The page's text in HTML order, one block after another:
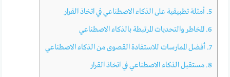
5. أمثلة تطبيقية على الذكاء الاصطناعي في اتخاذ القرار
6. المخاطر والتحديات المرتبطة بالذكاء الاصطناعي
7. أفضل الممارسات للاستفادة القصوى من الذكاء الاصطناعي
8. مستقبل الذكاء الاصطناعي في اتخاذ القرار